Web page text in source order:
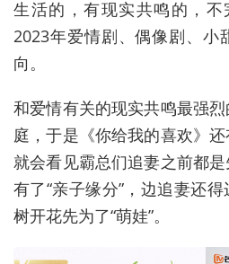
生活的，有现实共鸣的，
2023年爱情剧、偶像剧、小
向。
和爱情有关的现实共鸣最强
庭，于是《你给我的喜欢》还
就会看见霸总们追妻之前都
有了“亲子缘分”，边追妻还
树开花先为了“萌娃”。